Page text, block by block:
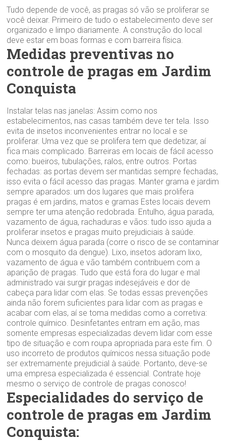
Tudo depende de você, as pragas só vão se proliferar se
você deixar. Primeiro de tudo o estabelecimento deve ser
organizado e limpo diariamente. A construção do local
deve estar em boas formas e com barreira física.
Medidas preventivas no
controle de pragas em Jardim
Conquista
Instalar telas nas janelas: Assim como nos
estabelecimentos, nas casas também deve ter tela. Isso
evita de insetos inconvenientes entrar no local e se
proliferar. Uma vez que se prolifera tem que dedetizar, aí
fica mais complicado. Barreiras em locais de fácil acesso
como: bueiros, tubulações, ralos, entre outros. Portas
fechadas: as portas devem ser mantidas sempre fechadas,
isso evita o fácil acesso das pragas. Manter grama e jardim
sempre aparados: um dos lugares que mais prolifera
pragas é em jardins, matos e gramas Estes locais devem
sempre ter uma atenção redobrada. Entulho, água parada,
vazamento de água, rachaduras e vãos: tudo isso ajuda a
proliferar insetos e pragas muito prejudiciais à saúde.
Nunca deixem água parada (corre o risco de se contaminar
com o mosquito da dengue). Lixo, insetos adoram lixo,
vazamento de água e vão também contribuem com a
aparição de pragas. Tudo que está fora do lugar e mal
administrado vai surgir pragas indesejáveis e dor de
cabeça para lidar com elas. Se todas essas prevenções
ainda não forem suficientes para lidar com as pragas e
acabar com elas, aí se toma medidas como a corretiva:
controle químico. Desinfetantes entram em ação, mas
somente empresas especializadas devem lidar com esse
tipo de situação e com roupa apropriada para este fim. O
uso incorreto de produtos químicos nessa situação pode
ser extremamente prejudicial à saúde. Portanto, deve-se
uma empresa especializada é essencial. Contrate hoje
mesmo o serviço de controle de pragas conosco!
Especialidades do serviço de
controle de pragas em Jardim
Conquista: